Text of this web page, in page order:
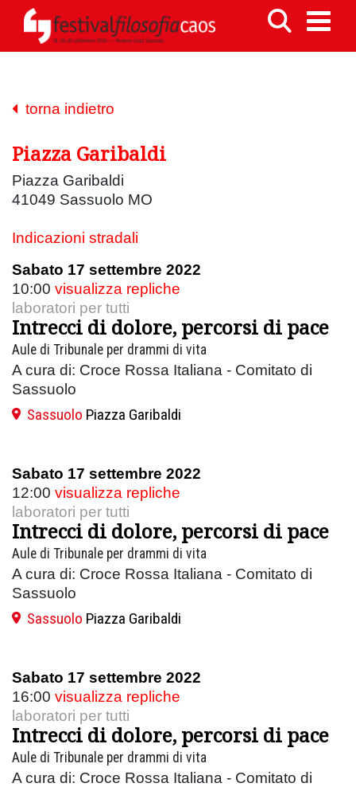
torna indietro
Piazza Garibaldi
Piazza Garibaldi
41049 Sassuolo MO
Indicazioni stradali
Sabato 17 settembre 2022
10:00 visualizza repliche
laboratori per tutti
Intrecci di dolore, percorsi di pace
Aule di Tribunale per drammi di vita
A cura di: Croce Rossa Italiana - Comitato di
Sassuolo
Sassuolo Piazza Garibaldi
Sabato 17 settembre 2022
12:00 visualizza repliche
laboratori per tutti
Intrecci di dolore, percorsi di pace
Aule di Tribunale per drammi di vita
A cura di: Croce Rossa Italiana - Comitato di
Sassuolo
Sassuolo Piazza Garibaldi
Sabato 17 settembre 2022
16:00 visualizza repliche
laboratori per tutti
Intrecci di dolore, percorsi di pace
Aule di Tribunale per drammi di vita
A cura di: Croce Rossa Italiana - Comitato di